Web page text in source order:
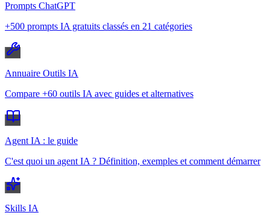
Prompts ChatGPT
+500 prompts IA gratuits classés en 21 catégories
Annuaire Outils IA
Compare +60 outils IA avec guides et alternatives
Agent IA : le guide
C'est quoi un agent IA ? Définition, exemples et comment démarrer
Skills IA